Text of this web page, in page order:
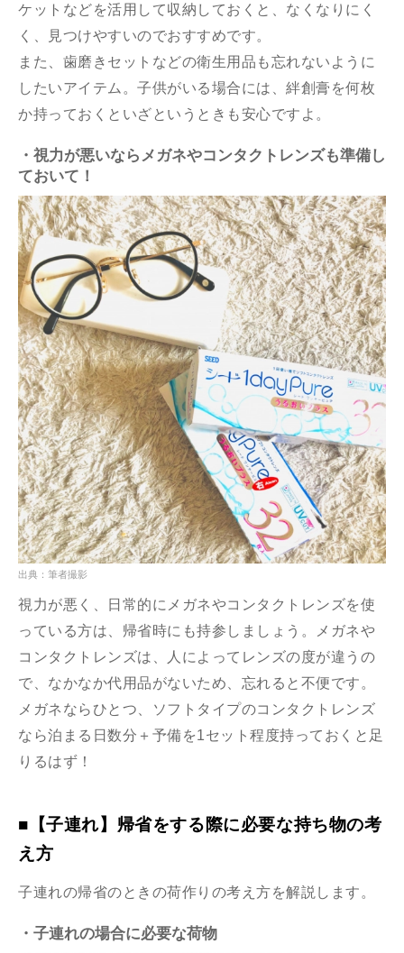
ケットなどを活用して収納しておくと、なくなりにく
く、見つけやすいのでおすすめです。
また、歯磨きセットなどの衛生用品も忘れないように
したいアイテム。子供がいる場合には、絆創膏を何枚
か持っておくといざというときも安心ですよ。
・視力が悪いならメガネやコンタクトレンズも準備し
ておいて！
出典：筆者撮影
視力が悪く、日常的にメガネやコンタクトレンズを使
っている方は、帰省時にも持参しましょう。メガネや
コンタクトレンズは、人によってレンズの度が違うの
で、なかなか代用品がないため、忘れると不便です。
メガネならひとつ、ソフトタイプのコンタクトレンズ
なら泊まる日数分＋予備を1セット程度持っておくと足
りるはず！
■【子連れ】帰省をする際に必要な持ち物の考
え方
子連れの帰省のときの荷作りの考え方を解説します。
・子連れの場合に必要な荷物